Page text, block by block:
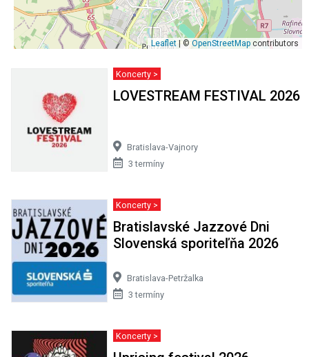
Leaflet | ©OpenStreetMap contributors
Koncerty >
LOVESTREAM FESTIVAL 2026
Bratislava-Vajnory
3 termíny
Koncerty >
Bratislavské Jazzové Dni
Slovenská sporiteľňa 2026
Bratislava-Petržalka
3 termíny
Koncerty >